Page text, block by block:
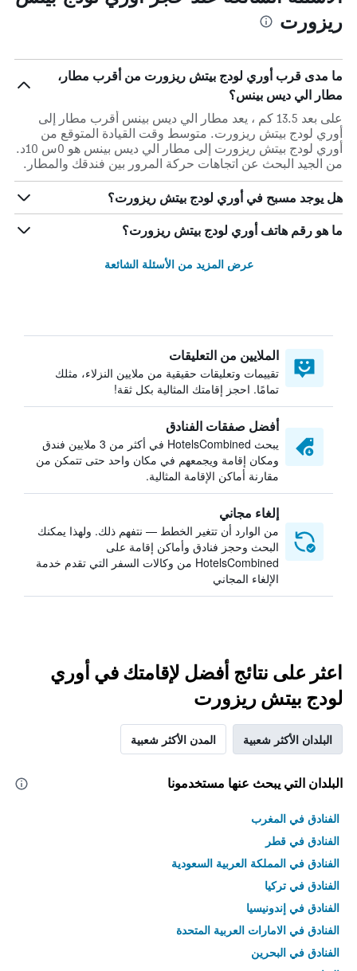
ريزورت
ما مدى قرب أوري لودج بيتش ريزورت من أقرب مطار،
مطار الي ديس بينس؟
على بعد 13.5 كم ، يعد مطار الي ديس بينس أقرب مطار إلى
أوري لودج بيتش ريزورت. متوسط وقت القيادة المتوقع من
أوري لودج بيتش ريزورت إلى مطار الي ديس بينس هو 0س 10د.
من الجيد البحث عن اتجاهات حركة المرور بين فندقك والمطار.
هل يوجد مسبح في أوري لودج بيتش ريزورت؟
ما هو رقم هاتف أوري لودج بيتش ريزورت؟
عرض المزيد من الأسئلة الشائعة
الملايين من التعليقات
تقييمات وتعليقات حقيقية من ملايين النزلاء، مثلك
تمامًا. احجز إقامتك المثالية بكل ثقة!
أفضل صفقات الفنادق
يبحث HotelsCombined في أكثر من 3 ملايين فندق
ومكان إقامة ويجمعهم في مكان واحد حتى تتمكن من
مقارنة أماكن الإقامة المثالية.
إلغاء مجاني
من الوارد أن تتغير الخطط — نتفهم ذلك. ولهذا يمكنك
البحث وحجز فنادق وأماكن إقامة على
HotelsCombined من وكالات السفر التي تقدم خدمة
الإلغاء المجاني
اعثر على نتائج أفضل لإقامتك في أوري
لودج بيتش ريزورت
البلدان الأكثر شعبية المدن الأكثر شعبية
البلدان التي يبحث عنها مستخدمونا
الفنادق في المغرب
الفنادق في قطر
الفنادق في المملكة العربية السعودية
الفنادق في تركيا
الفنادق في إندونيسيا
الفنادق في الامارات العربية المتحدة
الفنادق في البحرين